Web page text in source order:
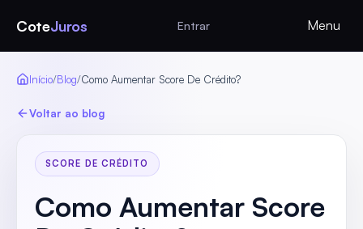
CoteJuros Entrar Menu
Início/Blog/Como Aumentar Score De Crédito?
Voltar ao blog
SCORE DE CRÉDITO
Como Aumentar Score